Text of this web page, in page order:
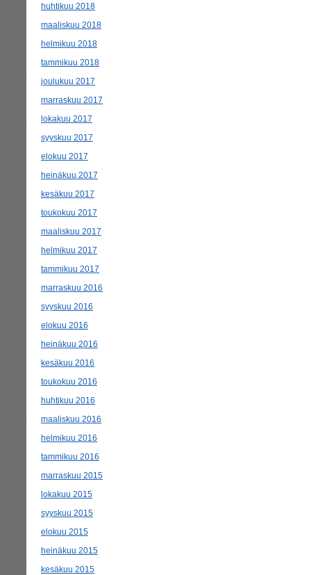
huhtikuu 2018
maaliskuu 2018
helmikuu 2018
tammikuu 2018
joulukuu 2017
marraskuu 2017
lokakuu 2017
syyskuu 2017
elokuu 2017
heinäkuu 2017
kesäkuu 2017
toukokuu 2017
maaliskuu 2017
helmikuu 2017
tammikuu 2017
marraskuu 2016
syyskuu 2016
elokuu 2016
heinäkuu 2016
kesäkuu 2016
toukokuu 2016
huhtikuu 2016
maaliskuu 2016
helmikuu 2016
tammikuu 2016
marraskuu 2015
lokakuu 2015
syyskuu 2015
elokuu 2015
heinäkuu 2015
kesäkuu 2015